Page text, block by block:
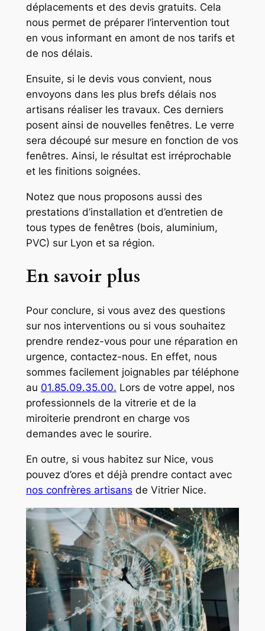
déplacements et des devis gratuits. Cela
nous permet de préparer l’intervention tout
en vous informant en amont de nos tarifs et
de nos délais.
Ensuite, si le devis vous convient, nous
envoyons dans les plus brefs délais nos
artisans réaliser les travaux. Ces derniers
posent ainsi de nouvelles fenêtres. Le verre
sera découpé sur mesure en fonction de vos
fenêtres. Ainsi, le résultat est irréprochable
et les finitions soignées.
Notez que nous proposons aussi des
prestations d’installation et d’entretien de
tous types de fenêtres (bois, aluminium,
PVC) sur Lyon et sa région.
En savoir plus
Pour conclure, si vous avez des questions
sur nos interventions ou si vous souhaitez
prendre rendez-vous pour une réparation en
urgence, contactez-nous. En effet, nous
sommes facilement joignables par téléphone
au 01.85.09.35.00. Lors de votre appel, nos
professionnels de la vitrerie et de la
miroiterie prendront en charge vos
demandes avec le sourire.
En outre, si vous habitez sur Nice, vous
pouvez d’ores et déjà prendre contact avec
nos confrères artisans de Vitrier Nice.